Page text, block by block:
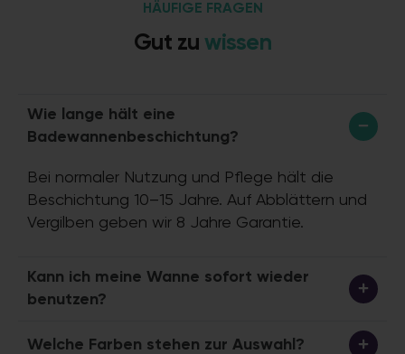
HÄUFIGE FRAGEN
Gut zuwissen
Wie lange hält eine
Badewannenbeschichtung?
Bei normaler Nutzung und Pflege hält die
Beschichtung 10–15 Jahre. Auf Abblättern und
Vergilben geben wir 8 Jahre Garantie.
Kann ich meine Wanne sofort wieder
benutzen?
Welche Farben stehen zur Auswahl?